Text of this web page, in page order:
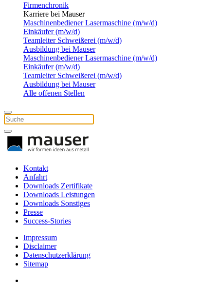
Firmenchronik
Karriere bei Mauser
Maschinenbediener Lasermaschine (m/w/d)
Einkäufer (m/w/d)
Teamleiter Schweißerei (m/w/d)
Ausbildung bei Mauser
Maschinenbediener Lasermaschine (m/w/d)
Einkäufer (m/w/d)
Teamleiter Schweißerei (m/w/d)
Ausbildung bei Mauser
Alle offenen Stellen
Kontakt
Anfahrt
Downloads Zertifikate
Downloads Leistungen
Downloads Sonstiges
Presse
Success-Stories
Impressum
Disclaimer
Datenschutzerklärung
Sitemap